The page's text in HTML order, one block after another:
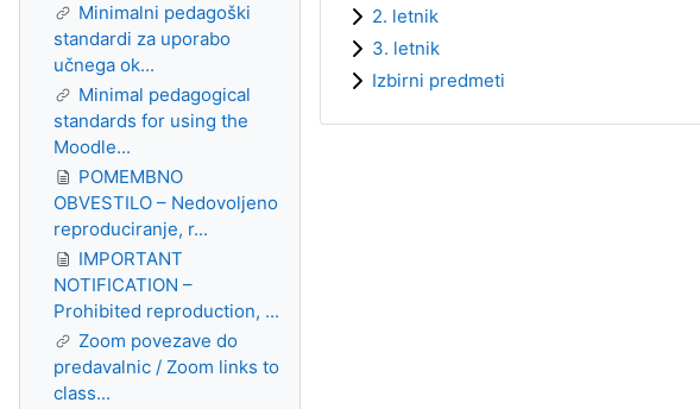
2. letnik
3. letnik
Izbirni predmeti
Minimalni pedagoški
standardi za uporabo
učnega ok...
Minimal pedagogical
standards for using the
Moodle...
POMEMBNO
OBVESTILO – Nedovoljeno
reproduciranje, r...
IMPORTANT
NOTIFICATION –
Prohibited reproduction, ...
Zoom povezave do
predavalnic / Zoom links to
class...